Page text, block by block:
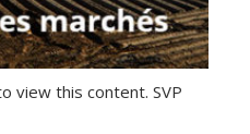
view this content. SVP